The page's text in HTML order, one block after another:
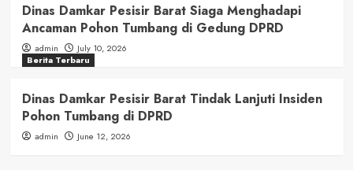
Dinas Damkar Pesisir Barat Siaga Menghadapi
Ancaman Pohon Tumbang di Gedung DPRD
admin
July 10, 2026
Berita Terbaru
Dinas Damkar Pesisir Barat Tindak Lanjuti Insiden
Pohon Tumbang di DPRD
admin June 12, 2026